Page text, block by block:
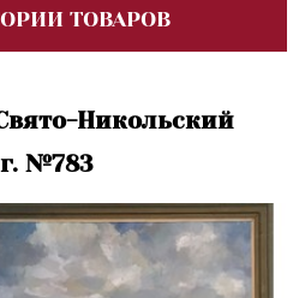
ТОВАРОВ
Никольский
№783